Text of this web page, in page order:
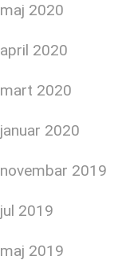
maj 2020
april 2020
mart 2020
januar 2020
novembar 2019
jul 2019
maj 2019